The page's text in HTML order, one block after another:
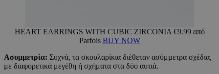
HEART EARRINGS WITH CUBIC ZIRCONIA €9.99 από
Parfois BUY NOW
Ασυμμετρία: Συχνά, τα σκουλαρίκια διέθεταν ασύμμετρα σχέδια,
με διαφορετικά μεγέθη ή σχήματα στα δύο αυτιά.